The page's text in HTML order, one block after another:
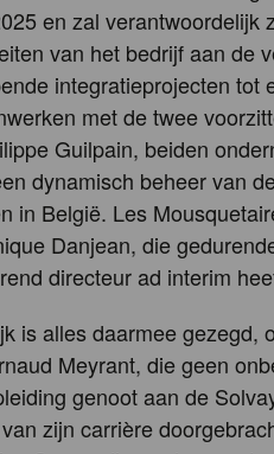
en zal verantwoordelijk
van het bedrijf aan de
integratieprojecten tot
met de twee
Guilpain, beiden
dynamisch beheer van
in België. Les
Danjean, die
directeur ad interim
is alles daarmee gezegd,
Meyrant, die geen
genoot aan de
zijn carrière